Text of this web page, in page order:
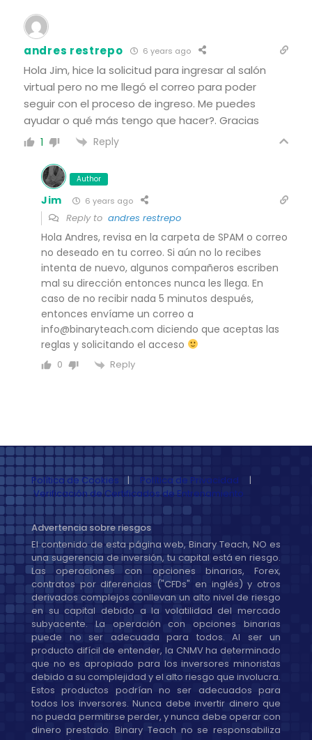
andres restrepo 6 years ago
Hola Jim, hice la solicitud para ingresar al salón
virtual pero no me llegó el correo para poder
seguir con el proceso de ingreso. Me puedes
ayudar o qué más tengo que hacer?. Gracias
1 Reply
Author
Jim 6 years ago
Reply to andres restrepo
Hola Andres, revisa en la carpeta de SPAM o correo
no deseado en tu correo. Si aún no lo recibes
intenta de nuevo, algunos compañeros escriben
mal su dirección entonces nunca les llega. En
caso de no recibir nada 5 minutos después,
entonces envíame un correo a
info@binaryteach.com diciendo que aceptas las
reglas y solicitando el acceso
0 Reply
Política de Cookies | Política de Privacidad
|
Verificación de Certificados de Entrenamiento
Advertencia sobre riesgos
El contenido de esta página web, Binary Teach, NO es
una sugerencia de inversión, tu capital está en riesgo.
Las operaciones con opciones binarias, Forex,
contratos por diferencias ("CFDs" en inglés) y otros
derivados complejos conllevan un alto nivel de riesgo
en su capital debido a la volatilidad del mercado
subyacente. La operación con opciones binarias
puede no ser adecuada para todos. Al ser un
producto difícil de entender, la CNMV ha determinado
que no es apropiado para los inversores minoristas
debido a su complejidad y el alto riesgo que involucra.
Estos productos podrían no ser adecuados para
todos los inversores. Nunca debe invertir dinero que
no pueda permitirse perder, y nunca debe operar con
dinero prestado. Binary Teach no se responsabiliza